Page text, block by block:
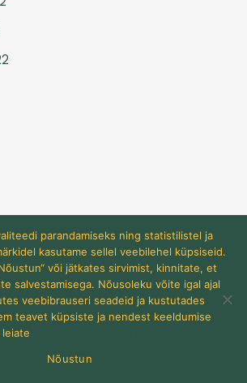
parandamiseks ning statistilistel ja
kasutame sellel veebilehel küpsiseid.
või jätkates sirvimist, kinnitate, et
salvestamisega. Nõusoleku võite igal ajal
veebibrauseri seadeid ja kustutades
teavet küpsiste ja nendest keeldumise
Nõustun